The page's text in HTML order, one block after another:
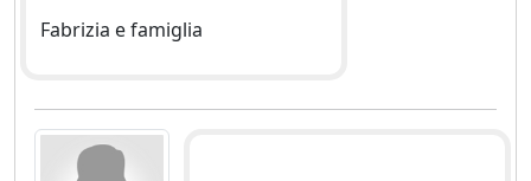
Fabrizia e famiglia